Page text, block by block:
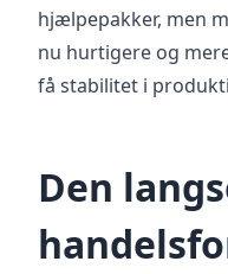
hjælpepakker, men
nu hurtigere og
få stabilitet i
Den